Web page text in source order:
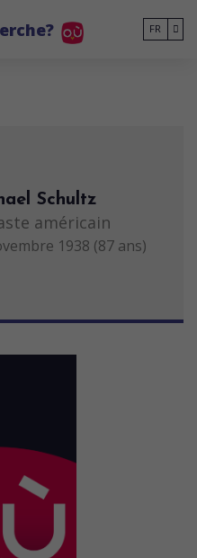
FR
Schultz
américain
1938 (87 ans)